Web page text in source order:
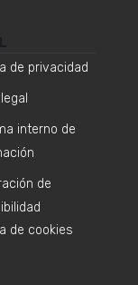
de privacidad
interno de
de
de cookies